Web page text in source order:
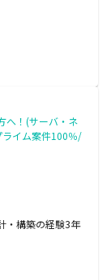
へ！(サーバ・ネ
ライム案件100％/
・構築の経験3年